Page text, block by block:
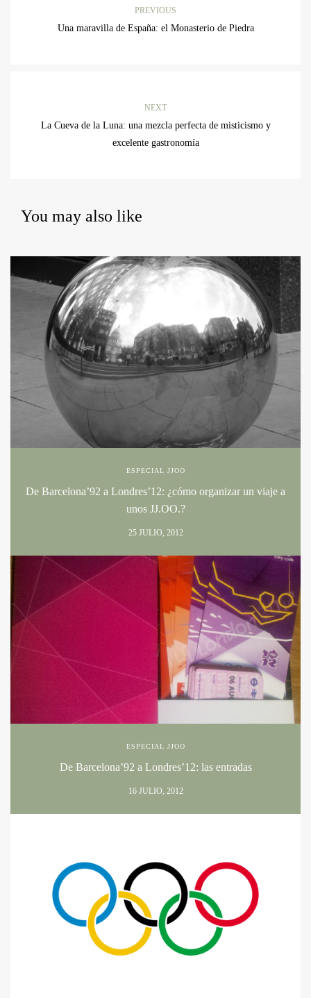
PREVIOUS
Una maravilla de España: el Monasterio de Piedra
NEXT
La Cueva de la Luna: una mezcla perfecta de misticismo y
excelente gastronomía
You may also like
ESPECIAL JJOO
De Barcelona’92 a Londres’12: ¿cómo organizar un viaje a
unos JJ.OO.?
25 JULIO, 2012
ESPECIAL JJOO
De Barcelona’92 a Londres’12: las entradas
16 JULIO, 2012